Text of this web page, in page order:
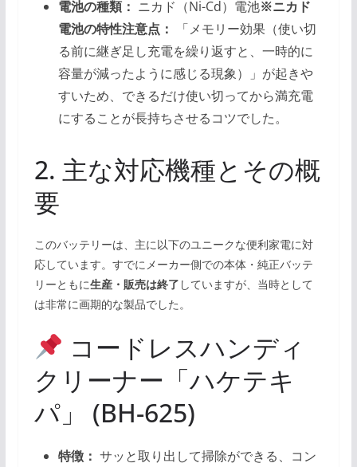
電池の種類： ニカド（Ni-Cd）電池※ニカド
電池の特性注意点：
「メモリー効果（使い切
る前に継ぎ足し充電を繰り返すと、一時的に
容量が減ったように感じる現象）」が起きや
すいため、できるだけ使い切ってから満充電
にすることが長持ちさせるコツでした。
2. 主な対応機種とその概
要
このバッテリーは、主に以下のユニークな便利家電に対
応しています。すでにメーカー側での本体・純正バッテ
リーともに生産・販売は終了 していますが、当時として
は非常に画期的な製品でした。
コードレスハンディ
クリーナー「ハケテキ
パ」 (BH-625)
特徴： サッと取り出して掃除ができる、コン